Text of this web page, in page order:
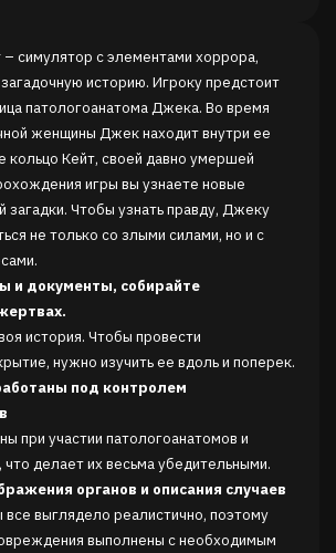
симулятор с элементами хоррора,
историю. Игроку предстоит
патологоанатома Джека. Во время
женщины Джек находит внутри ее
кольцо Кейт, своей давно умершей
игры вы узнаете новые
загадки. Чтобы узнать правду, Джеку
не только со злыми силами, но и с
и документы, собирайте
история. Чтобы провести
нужно изучить ее вдоль и поперек.
под контролем
при участии патологоанатомов и
делает их весьма убедительными.
органов и описания случаев
выглядело реалистично, поэтому
выполнены с необходимым